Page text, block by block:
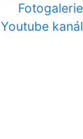
Fotogalerie
Youtube kanál